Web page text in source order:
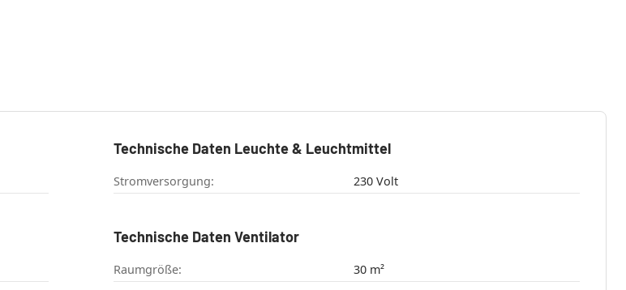
Technische Daten Leuchte & Leuchtmittel
Stromversorgung: 230 Volt
Technische Daten Ventilator
Raumgröße: 30 m²